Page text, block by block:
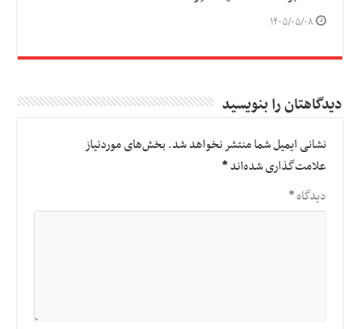
۱۴۰۵/۰۵/۰۸
دیدگاهتان را بنویسید
نشانی ایمیل شما منتشر نخواهد شد.بخش‌های موردنیاز
علامت‌گذاری شده‌اند*
دیدگاه*